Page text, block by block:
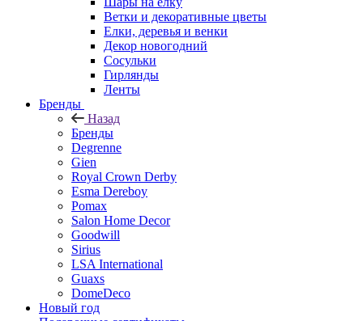
Ветки и декоративные цветы
Елки, деревья и венки
Декор новогодний
Сосульки
Гирлянды
Ленты
Бренды
Назад
Бренды
Degrenne
Gien
Royal Crown Derby
Esma Dereboy
Pomax
Salon Home Decor
Goodwill
Sirius
LSA International
Guaxs
DomeDeco
Новый год